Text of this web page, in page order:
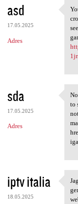
asd
17.05.2025
Adres
sda
17.05.2025
Adres
to
iptv italia
18.05.2025